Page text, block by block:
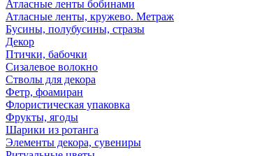
Атласные ленты бобинами
Атласные ленты, кружево. Метраж
Бусины, полубусины, стразы
Декор
Птички, бабочки
Сизалевое волокно
Стволы для декора
Фетр, фоамиран
Флористическая упаковка
Фрукты, ягоды
Шарики из ротанга
Элементы декора, сувениры